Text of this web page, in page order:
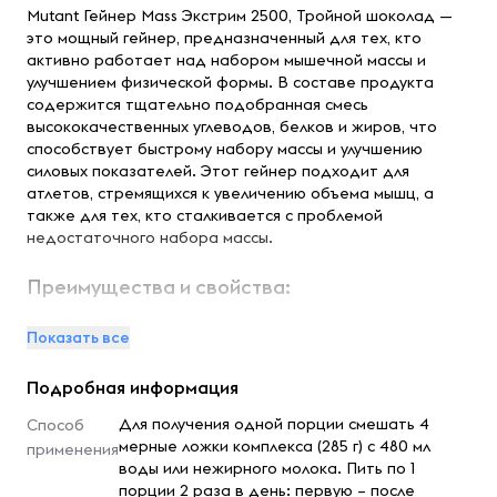
Mutant Гейнер Mass Экстрим 2500, Тройной шоколад —
это мощный гейнер, предназначенный для тех, кто
активно работает над набором мышечной массы и
улучшением физической формы. В составе продукта
содержится тщательно подобранная смесь
высококачественных углеводов, белков и жиров, что
способствует быстрому набору массы и улучшению
силовых показателей. Этот гейнер подходит для
атлетов, стремящихся к увеличению объема мышц, а
также для тех, кто сталкивается с проблемой
недостаточного набора массы.
Преимущества и свойства:
сывороточный концентрат, казеин и другие формы
организма аминокислотами.
углеводы обеспечивают быстрый и стабильный источник
энергии для интенсивных тренировок.
Восстановление мышц:Содержит добавки,
Показать все
Подробная информация
Способ
применения
Для получения одной порции смешать 4
мерные ложки комплекса (285 г) с 480 мл
воды или нежирного молока. Пить по 1
порции 2 раза в день: первую – после